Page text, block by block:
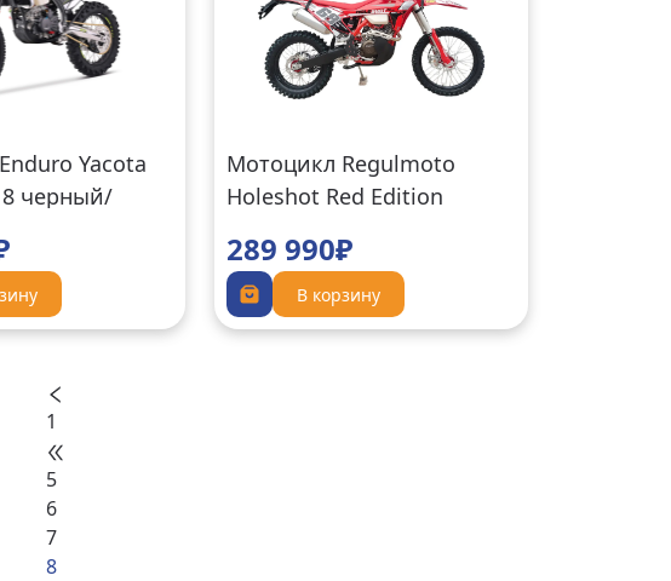
Yacota
черный/
Мотоцикл Regulmoto
Holeshot Red Edition
289 990₽
В корзину
1
5
6
7
8